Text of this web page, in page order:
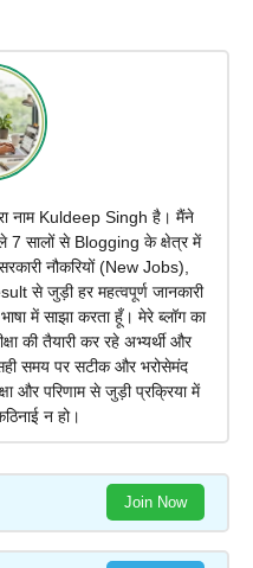
नाम Kuldeep Singh है। मैंने
7 सालों से Blogging के क्षेत्र में
नौकरियों (New Jobs),
से जुड़ी हर महत्वपूर्ण जानकारी
में साझा करता हूँ। मेरे ब्लॉग का
की तैयारी कर रहे अभ्यर्थी और
समय पर सटीक और भरोसेमंद
और परिणाम से जुड़ी प्रक्रिया में
न हो।
Join Now